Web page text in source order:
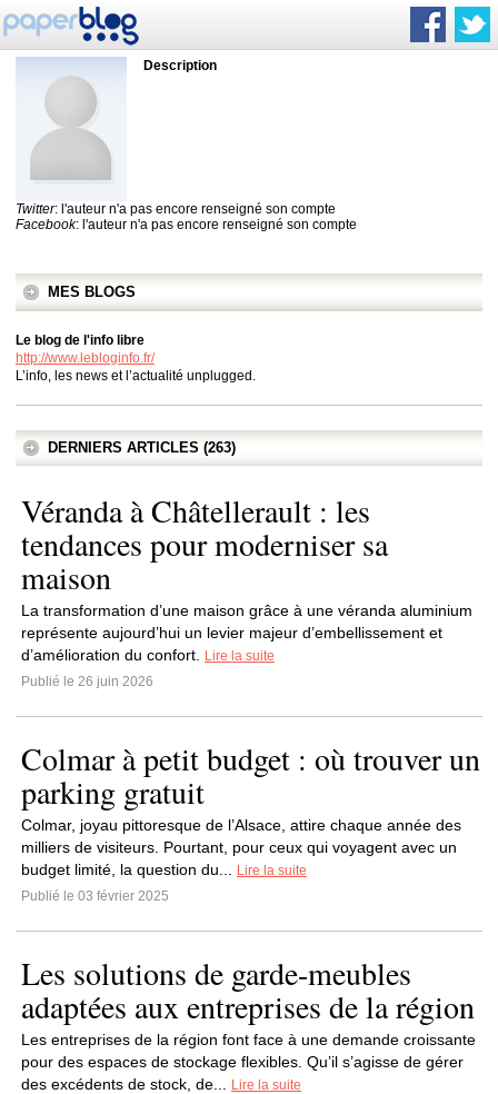
Description
Twitter: l'auteur n'a pas encore renseigné son compte
Facebook: l'auteur n'a pas encore renseigné son compte
MES BLOGS
Le blog de l'info libre
http://www.lebloginfo.fr/
L’info, les news et l’actualité unplugged.
DERNIERS ARTICLES (263)
Véranda à Châtellerault : les
tendances pour moderniser sa
maison
La transformation d’une maison grâce à une véranda aluminium
représente aujourd’hui un levier majeur d’embellissement et
d’amélioration du confort.
Lire la suite
Publié le 26 juin 2026
Colmar à petit budget : où trouver un
parking gratuit
Colmar, joyau pittoresque de l’Alsace, attire chaque année des
milliers de visiteurs. Pourtant, pour ceux qui voyagent avec un
budget limité, la question du...
Lire la suite
Publié le 03 février 2025
Les solutions de garde-meubles
adaptées aux entreprises de la région
Les entreprises de la région font face à une demande croissante
pour des espaces de stockage flexibles. Qu’il s’agisse de gérer
des excédents de stock, de...
Lire la suite